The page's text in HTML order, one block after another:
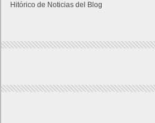
Hitórico de Noticias del Blog